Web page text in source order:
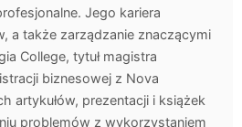
Jego kariera
a także zarządzanie znaczącymi
College, tytuł magistra
biznesowej z Nova
artykułów, prezentacji i książek
problemów z wykorzystaniem